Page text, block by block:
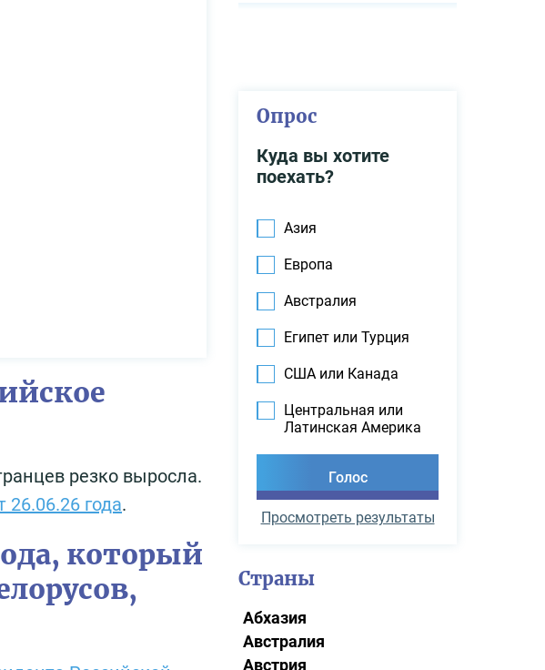
резко выросла.
года.
который
Опрос
Куда вы хотите
поехать?
Азия
Европа
Австралия
Египет или Турция
США или Канада
Центральная или
Латинская Америка
Просмотреть результаты
Страны
Абхазия
Австралия
Австрия